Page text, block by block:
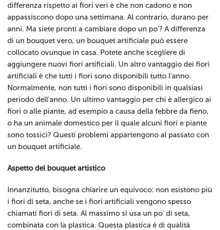
differenza rispetto ai fiori veri è che non cadono e non
appassiscono dopo una settimana. Al contrario, durano per
anni. Ma siete pronti a cambiare dopo un po'? A differenza
di un bouquet vero, un bouquet artificiale può essere
collocato ovunque in casa. Potete anche scegliere di
aggiungere nuovi fiori artificiali. Un altro vantaggio dei fiori
artificiali è che tutti i fiori sono disponibili tutto l'anno.
Normalmente, non tutti i fiori sono disponibili in qualsiasi
periodo dell'anno. Un ultimo vantaggio per chi è allergico ai
fiori o alle piante, ad esempio a causa della febbre da fieno,
o ha un animale domestico per il quale alcuni fiori e piante
sono tossici? Questi problemi appartengono al passato con
un bouquet artificiale.
Aspetto del bouquet artistico
Innanzitutto, bisogna chiarire un equivoco: non esistono più
i fiori di seta, anche se i fiori artificiali vengono spesso
chiamati fiori di seta. Al massimo si usa un po' di seta,
combinata con la plastica. Questa plastica è di qualità